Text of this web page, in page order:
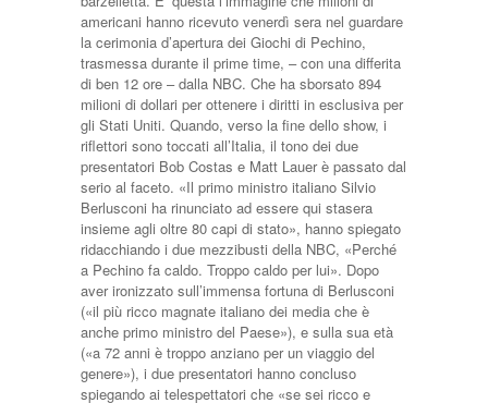
americani hanno ricevuto venerdì sera nel guardare
la cerimonia d’apertura dei Giochi di Pechino,
trasmessa durante il prime time, – con una differita
di ben 12 ore – dalla NBC. Che ha sborsato 894
milioni di dollari per ottenere i diritti in esclusiva per
gli Stati Uniti. Quando, verso la fine dello show, i
riflettori sono toccati all’Italia, il tono dei due
presentatori Bob Costas e Matt Lauer è passato dal
serio al faceto. «Il primo ministro italiano Silvio
Berlusconi ha rinunciato ad essere qui stasera
insieme agli oltre 80 capi di stato», hanno spiegato
ridacchiando i due mezzibusti della NBC, «Perché
a Pechino fa caldo. Troppo caldo per lui». Dopo
aver ironizzato sull’immensa fortuna di Berlusconi
(«il più ricco magnate italiano dei media che è
anche primo ministro del Paese»), e sulla sua età
(«a 72 anni è troppo anziano per un viaggio del
genere»), i due presentatori hanno concluso
spiegando ai telespettatori che «se sei ricco e